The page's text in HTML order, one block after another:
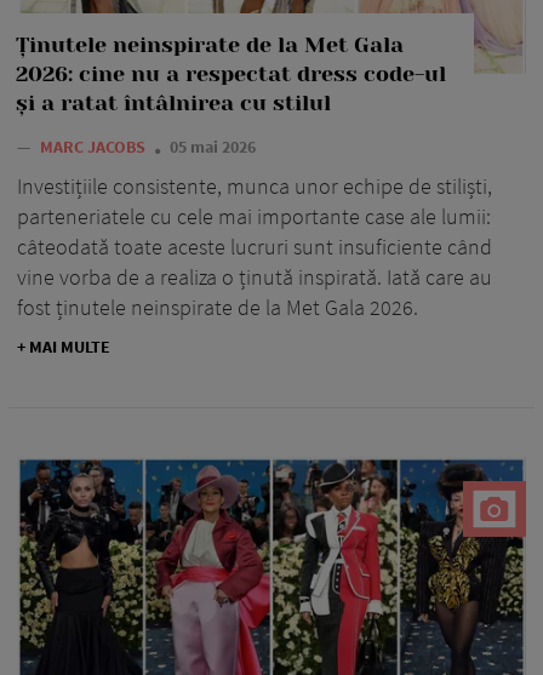
Ținutele neinspirate de la Met Gala
2026: cine nu a respectat dress code-ul
și a ratat întâlnirea cu stilul
— MARC JACOBS 05 mai 2026
Investițiile consistente, munca unor echipe de stiliști,
parteneriatele cu cele mai importante case ale lumii:
câteodată toate aceste lucruri sunt insuficiente când
vine vorba de a realiza o ținută inspirată. Iată care au
fost ținutele neinspirate de la Met Gala 2026.
+ MAI MULTE